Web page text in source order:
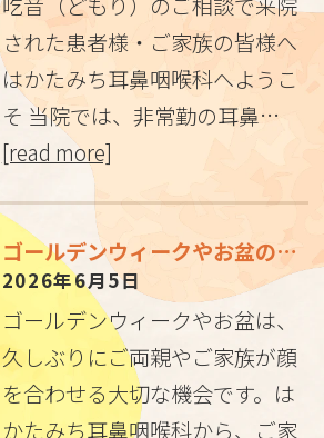
された患者様・ご家族の皆様へ
はかたみち耳鼻咽喉科へようこ
そ 当院では、非常勤の耳鼻…
[read more]
ゴールデンウィークやお盆の帰省は「きこえ」のチェックのチャンス！難聴と認知機能の関係について
2026年6月5日
ゴールデンウィークやお盆は、
久しぶりにご両親やご家族が顔
を合わせる大切な機会です。は
かたみち耳鼻咽喉科から、ご家